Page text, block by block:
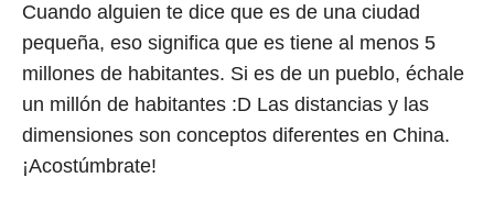
Cuando alguien te dice que es de una ciudad
pequeña, eso significa que es tiene al menos 5
millones de habitantes. Si es de un pueblo, échale
un millón de habitantes :D Las distancias y las
dimensiones son conceptos diferentes en China.
¡Acostúmbrate!